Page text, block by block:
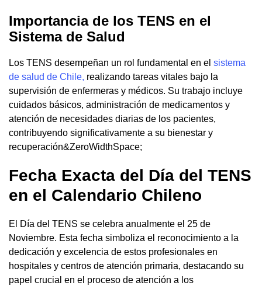
Importancia de los TENS en el
Sistema de Salud
Los TENS desempeñan un rol fundamental en el sistema
de salud de Chile, realizando tareas vitales bajo la
supervisión de enfermeras y médicos. Su trabajo incluye
cuidados básicos, administración de medicamentos y
atención de necesidades diarias de los pacientes,
contribuyendo significativamente a su bienestar y
recuperación&ZeroWidthSpace;
Fecha Exacta del Día del TENS
en el Calendario Chileno
El Día del TENS se celebra anualmente el 25 de
Noviembre. Esta fecha simboliza el reconocimiento a la
dedicación y excelencia de estos profesionales en
hospitales y centros de atención primaria, destacando su
papel crucial en el proceso de atención a los